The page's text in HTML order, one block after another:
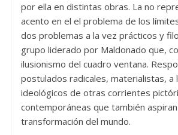
por ella en distintas obras. La no
acento en el el problema de los
dos problemas a la vez prácticos y
grupo liderado por Maldonado que,
ilusionismo del cuadro ventana.
postulados radicales, materialistas, a
ideológicos de otras corrientes
contemporáneas que también
transformación del mundo.